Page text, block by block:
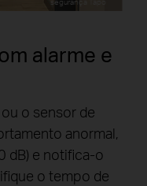
alarme e
o sensor de
anormal,
dB) e notifica-o
o tempo de